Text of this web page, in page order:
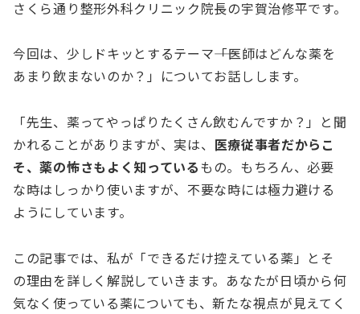
さくら通り整形外科クリニック院長の宇賀治修平です。
今回は、少しドキッとするテーマ――「医師はどんな薬を
あまり飲まないのか？」についてお話しします。
「先生、薬ってやっぱりたくさん飲むんですか？」と聞
かれることがありますが、実は、 医療従事者だからこ
そ、薬の怖さもよく知っているもの。もちろん、必要
な時はしっかり使いますが、不要な時には極力避ける
ようにしています。
この記事では、私が「できるだけ控えている薬」とそ
の理由を詳しく解説していきます。あなたが日頃から何
気なく使っている薬についても、新たな視点が見えてく